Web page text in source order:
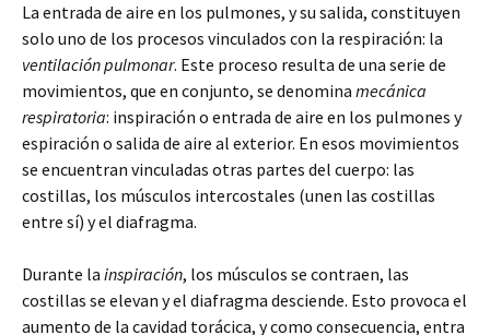
La entrada de aire en los pulmones, y su salida, constituyen
solo uno de los procesos vinculados con la respiración: la
ventilación pulmonar. Este proceso resulta de una serie de
movimientos, que en conjunto, se denomina mecánica
respiratoria: inspiración o entrada de aire en los pulmones y
espiración o salida de aire al exterior. En esos movimientos
se encuentran vinculadas otras partes del cuerpo: las
costillas, los músculos intercostales (unen las costillas
entre sí) y el diafragma.
Durante la inspiración, los músculos se contraen, las
costillas se elevan y el diafragma desciende. Esto provoca el
aumento de la cavidad torácica, y como consecuencia, entra